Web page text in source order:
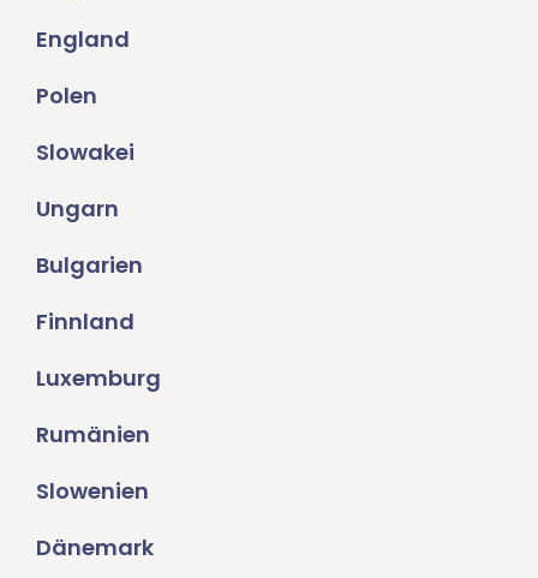
England
Polen
Slowakei
Ungarn
Bulgarien
Finnland
Luxemburg
Rumänien
Slowenien
Dänemark